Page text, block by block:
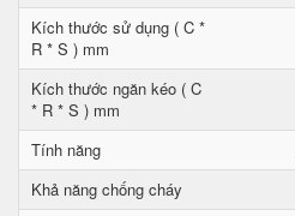
Kích thước sử dụng ( C *
R * S ) mm
Kích thước ngăn kéo ( C
* R * S ) mm
Tính năng
Khả năng chống cháy